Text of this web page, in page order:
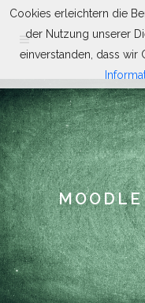
MOODLE
Cookies erleichtern die
der Nutzung unserer
einverstanden, dass wir